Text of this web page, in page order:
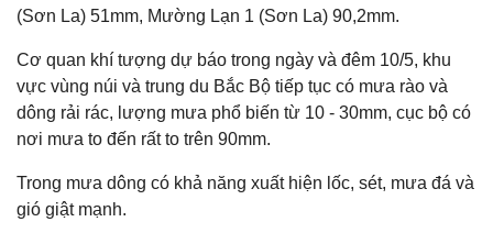
(Sơn La) 51mm, Mường Lạn 1 (Sơn La) 90,2mm.
Cơ quan khí tượng dự báo trong ngày và đêm 10/5, khu
vực vùng núi và trung du Bắc Bộ tiếp tục có mưa rào và
dông rải rác, lượng mưa phổ biến từ 10 - 30mm, cục bộ có
nơi mưa to đến rất to trên 90mm.
Trong mưa dông có khả năng xuất hiện lốc, sét, mưa đá và
gió giật mạnh.